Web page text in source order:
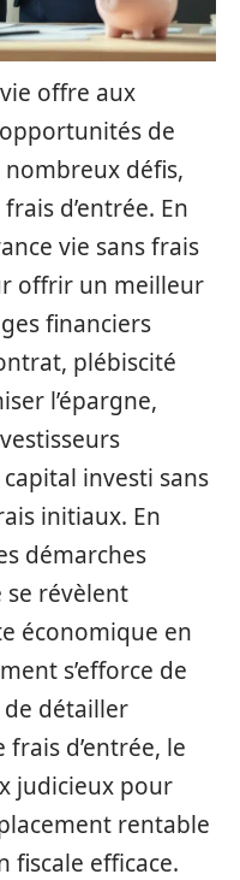
offre aux
de
défis,
d’entrée. En
vie sans frais
offrir un meilleur
financiers
plébiscité
l’épargne,
investi sans
initiaux. En
démarches
se révèlent
économique en
s’efforce de
détailler
frais d’entrée, le
judicieux pour
rentable
fiscale efficace.